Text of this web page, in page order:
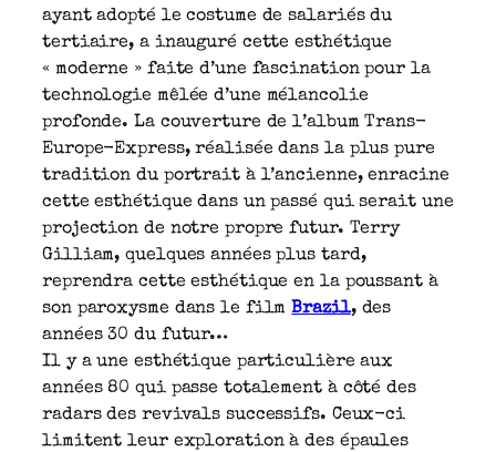
ayant adopté le costume de salariés du
tertiaire, a inauguré cette esthétique
« moderne » faite d’une fascination pour la
technologie mêlée d’une mélancolie
profonde. La couverture de l’album Trans-
Europe-Express, réalisée dans la plus pure
tradition du portrait à l’ancienne, enracine
cette esthétique dans un passé qui serait une
projection de notre propre futur. Terry
Gilliam, quelques années plus tard,
reprendra cette esthétique en la poussant à
son paroxysme dans le film Brazil, des
années 30 du futur…
Il y a une esthétique particulière aux
années 80 qui passe totalement à côté des
radars des revivals successifs. Ceux-ci
limitent leur exploration à des épaules